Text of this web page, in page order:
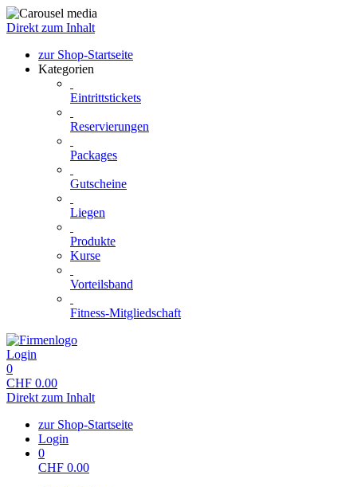
Direkt zum Inhalt
zur Shop-Startseite
Kategorien
Eintrittstickets
Reservierungen
Packages
Gutscheine
Liegen
Produkte
Kurse
Vorteilsband
Fitness-Mitgliedschaft
Login
0
CHF 0.00
Direkt zum Inhalt
zur Shop-Startseite
Login
0
CHF 0.00